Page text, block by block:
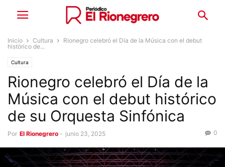
Inicio Cultura
Rionegro celebró el Día de la Música con el debut
histórico de...
Cultura
Rionegro celebró el Día de la
Música con el debut histórico
de su Orquesta Sinfónica
Por El Rionegrero - junio 23, 2025 0